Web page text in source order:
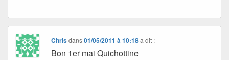
Chrisdans01/05/2011 à 10:18 a dit :
Bon 1er mai Quichottine